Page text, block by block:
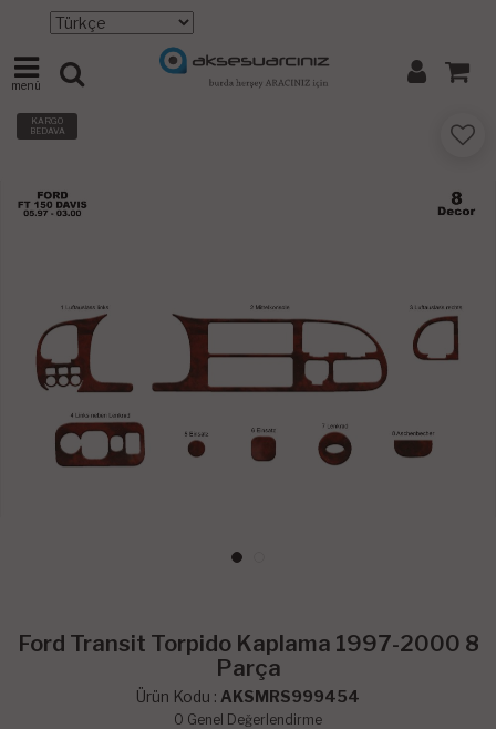
menü
KARGO
BEDAVA
Ford Transit Torpido Kaplama 1997-2000 8
Parça
Ürün Kodu : AKSMRS999454
0 Genel Değerlendirme